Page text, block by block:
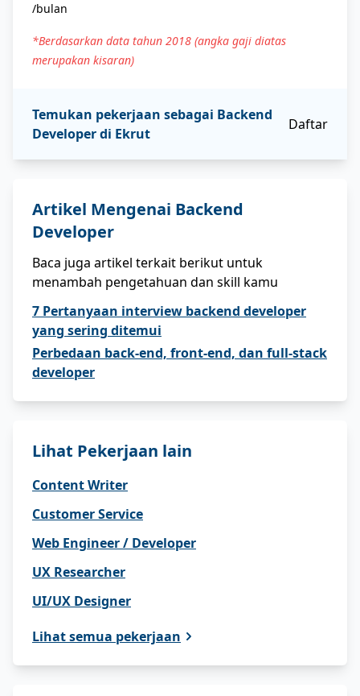
/bulan
*Berdasarkan data tahun 2018 (angka gaji diatas
merupakan kisaran)
Temukan pekerjaan sebagai Backend
Developerdi Ekrut
Daftar
Artikel Mengenai Backend
Developer
Baca juga artikel terkait berikut untuk
menambah pengetahuan dan skill kamu
7 Pertanyaan interview backend developer
yang sering ditemui
Perbedaan back-end, front-end, dan full-stack
developer
Lihat Pekerjaan lain
Content Writer
Customer Service
Web Engineer / Developer
UX Researcher
UI/UX Designer
Lihat semua pekerjaan